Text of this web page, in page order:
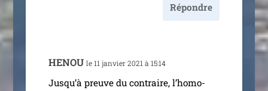
Répondre
HENOU le 11 jan­vier 2021 à 15:14
Jusqu’à preuve du contraire, l’ho­mo­